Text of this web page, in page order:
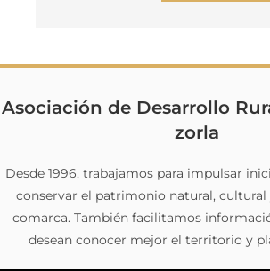
Asociación de Desarrollo
zorla
Desde 1996, trabajamos para impulsar
conservar el patrimonio natural,
comarca. También facilitamos
desean conocer mejor el territorio y